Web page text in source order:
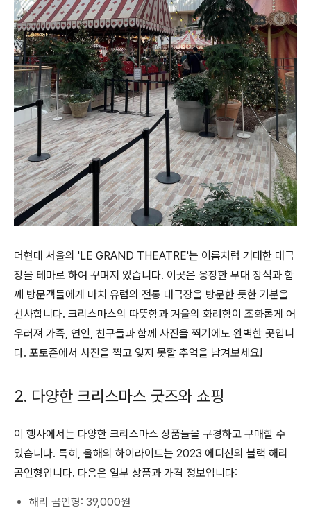
더현대 서울의 'LE GRAND THEATRE'는 이름처럼 거대한 대극
장을 테마로 하여 꾸며져 있습니다. 이곳은 웅장한 무대 장식과 함
께 방문객들에게 마치 유럽의 전통 대극장을 방문한 듯한 기분을
선사합니다. 크리스마스의 따뜻함과 겨울의 화려함이 조화롭게 어
우러져 가족, 연인, 친구들과 함께 사진을 찍기에도 완벽한 곳입니
다. 포토존에서 사진을 찍고 잊지 못할 추억을 남겨보세요!
2. 다양한 크리스마스 굿즈와 쇼핑
이 행사에서는 다양한 크리스마스 상품들을 구경하고 구매할 수
있습니다. 특히, 올해의 하이라이트는 2023 에디션의 블랙 해리
곰인형입니다. 다음은 일부 상품과 가격 정보입니다:
해리 곰인형: 39,000원